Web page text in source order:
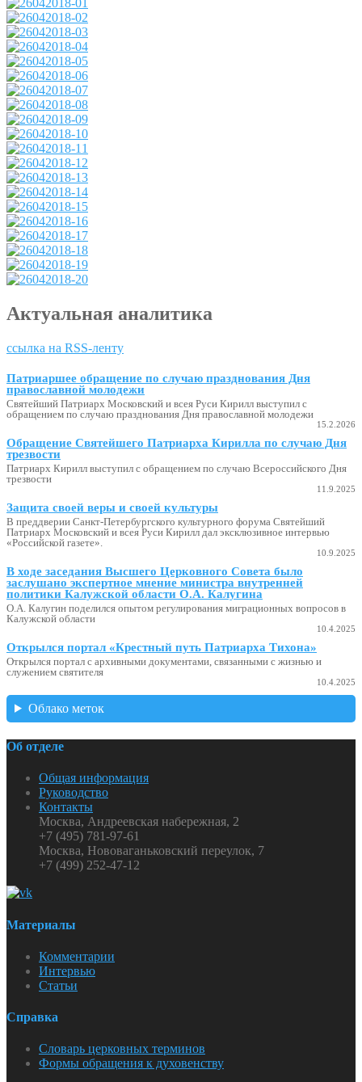
Актуальная аналитика
ссылка на RSS-ленту
Патриаршее обращение по случаю празднования Дня
православной молодежи
Святейший Патриарх Московский и всея Руси Кирилл выступил с
обращением по случаю празднования Дня православной молодежи
15.2.2026
Обращение Святейшего Патриарха Кирилла по случаю Дня
трезвости
Патриарх Кирилл выступил с обращением по случаю Всероссийского Дня
трезвости
11.9.2025
Защита своей веры и своей культуры
В преддверии Санкт-Петербургского культурного форума Святейший
Патриарх Московский и всея Руси Кирилл дал эксклюзивное интервью
«Российской газете».
10.9.2025
В ходе заседания Высшего Церковного Совета было
заслушано экспертное мнение министра внутренней
политики Калужской области О.А. Калугина
О.А. Калугин поделился опытом регулирования миграционных вопросов в
Калужской области
10.4.2025
Открылся портал «Крестный путь Патриарха Тихона»
Открылся портал с архивными документами, связанными с жизнью и
служением святителя
10.4.2025
Облако меток
Об отделе
Общая информация
Руководство
Контакты
Москва, Андреевская набережная, 2
+7 (495) 781-97-61
Москва, Нововаганьковский переулок, 7
+7 (499) 252-47-12
Материалы
Комментарии
Интервью
Статьи
Справка
Словарь церковных терминов
Формы обращения к духовенству